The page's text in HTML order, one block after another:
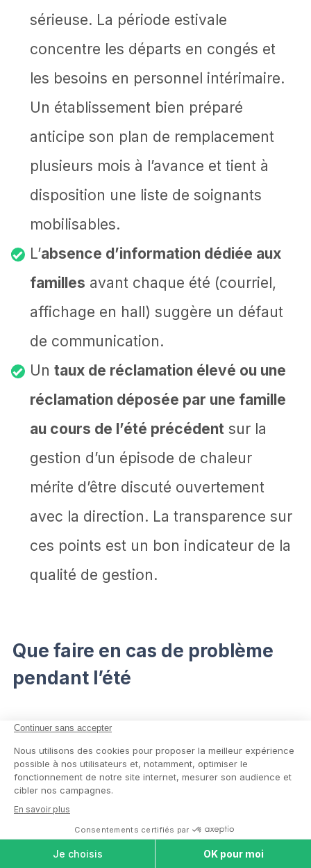
sérieuse. La période estivale
concentre les départs en congés et
les besoins en personnel intérimaire.
Un établissement bien préparé
anticipe son plan de remplacement
plusieurs mois à l’avance et tient à
disposition une liste de soignants
mobilisables.
L’absence d’information dédiée aux
familles avant chaque été (courriel,
affichage en hall) suggère un défaut
de communication.
Un taux de réclamation élevé ou une
réclamation déposée par une famille
au cours de l’été précédent sur la
gestion d’un épisode de chaleur
mérite d’être discuté ouvertement
avec la direction. La transparence sur
ces points est un bon indicateur de la
qualité de gestion.
Que faire en cas de problème
pendant l’été
Si vous constatez des
dysfonctionnements pendant un épisode
de chaleur (chambre surchauffée,
surveillance défaillante, absence d’eau à
proximité, signes de déshydratation
chez votre proche), la procédure à
MAISONS DE